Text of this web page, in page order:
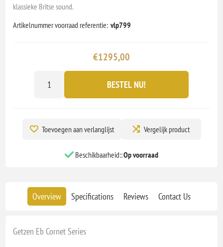
klassieke Britse sound.
Artikelnummer voorraad referentie: vlp799
€1295,00
BESTEL NU!
Toevoegen aan verlanglijst Vergelijk product
Beschikbaarheid::Op voorraad
Overview Specifications Reviews Contact Us
Getzen Eb Cornet Series